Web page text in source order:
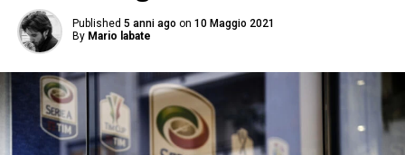
Published 5 anni ago on 10 Maggio 2021
By Mario labate